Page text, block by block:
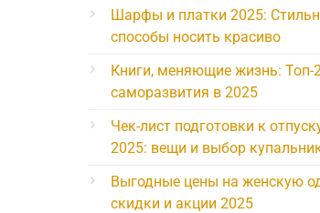
Шарфы и платки 2025:
способы носить красиво
Книги, меняющие жизнь: Топ-
саморазвития в 2025
Чек-лист подготовки к
2025: вещи и выбор
Выгодные цены на женскую
скидки и акции 2025